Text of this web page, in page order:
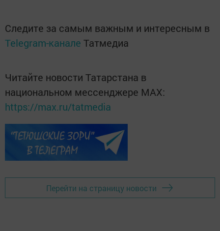
Следите за самым важным и интересным в
Telegram-канале Татмедиа
Читайте новости Татарстана в
национальном мессенджере MАХ:
https://max.ru/tatmedia
Перейти на страницу новости